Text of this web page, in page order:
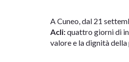
A Cuneo, dal 21
Acli:quattro giorni di
valore e la dignità della